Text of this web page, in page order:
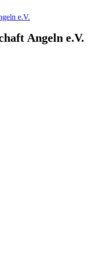
Angeln e.V.